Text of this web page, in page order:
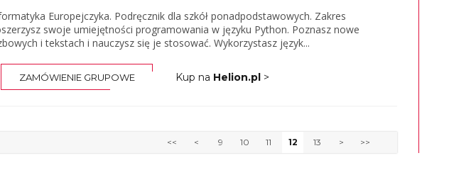
Europejczyka. Podręcznik dla szkół ponadpodstawowych. Zakres
swoje umiejętności programowania w języku Python. Poznasz nowe
i tekstach i nauczysz się je stosować. Wykorzystasz język...
ZAMÓWIENIE GRUPOWE Kup na Helion.pl>
<< < 9 10 11 12 13 > >>